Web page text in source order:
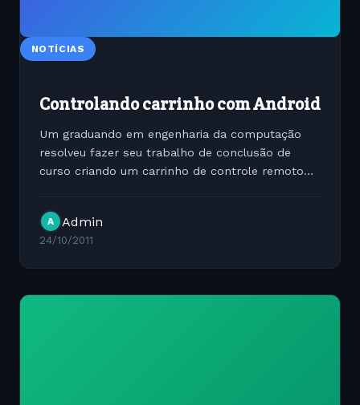
NOTÍCIAS
Controlando carrinho com Android
Um graduando em engenharia da computação
resolveu fazer seu trabalho de conclusão de
curso criando um carrinho de controle remoto
montar um...
A Admin
24/10/2011